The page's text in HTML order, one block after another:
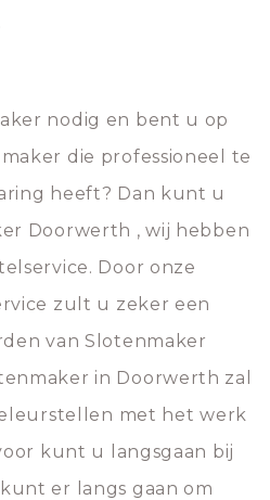
nodig en bent u op
die professioneel te
heeft? Dan kunt u
Doorwerth , wij hebben
Door onze
zult u zeker een
van Slotenmaker
in Doorwerth zal
met het werk
kunt u langsgaan bij
er langs gaan om